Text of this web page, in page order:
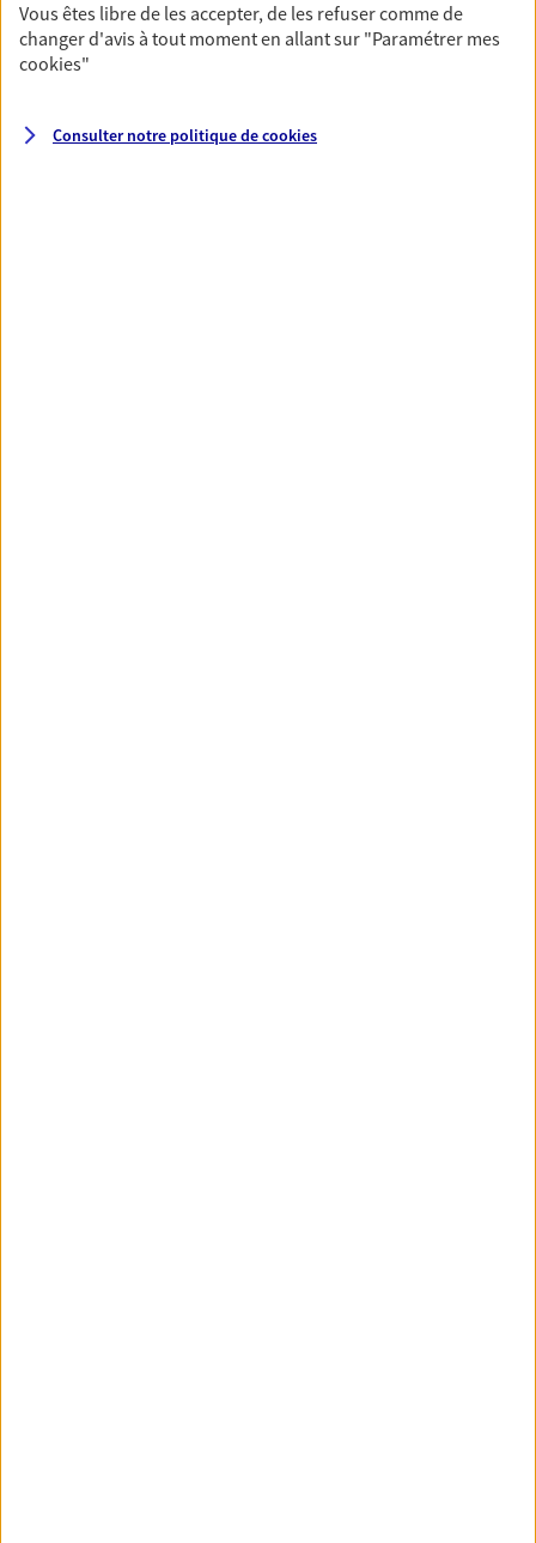
Réaliser un bilan social et
patrimonial de votre situation
votre protection sociale et patrimoniale.
Vous êtes libre de les accepter, de les refuser comme de
changer d'avis à tout moment en allant sur "Paramétrer mes
cookies"
Consulter notre politique decookies